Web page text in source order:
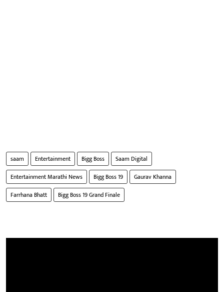
saam Entertainment Bigg Boss
Saam Digital
Entertainment Marathi News
Bigg Boss 19
Gaurav Khanna
Farrhana Bhatt
Bigg Boss 19 Grand Finale